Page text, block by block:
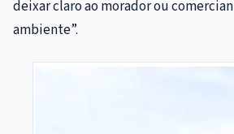
deixar claro ao morador ou
ambiente”.